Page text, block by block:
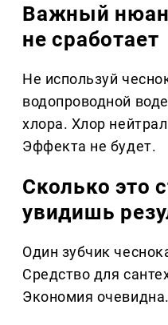
Важный
не сработает
Не используй
водопроводной
хлора. Хлор
Эффекта не будет.
Сколько это
увидишь
Один зубчик
Средство для
Экономия очевидна.